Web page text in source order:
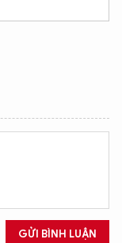
GỬI BÌNH LUẬN